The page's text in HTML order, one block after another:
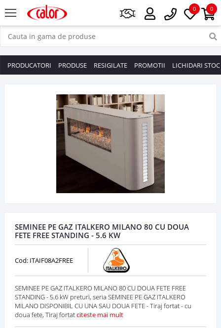
0
0
PRODUCATORI PRODUSE RESIGILATE PROMOTII LICHIDARI STOC
SEMINEE PE GAZ ITALKERO MILANO 80 CU DOUA
FETE FREE STANDING - 5.6 KW
Cod: ITAIF08A2FREE
SEMINEE PE GAZ ITALKERO MILANO 80 CU DOUA FETE FREE
STANDING - 5.6 kW preturi, seria SEMINEE PE GAZ ITALKERO
MILANO DISPONIBIL CU UNA SAU DOUA FETE - Tiraj fortat - cu
doua fete, Tiraj fortatciteste mai mult